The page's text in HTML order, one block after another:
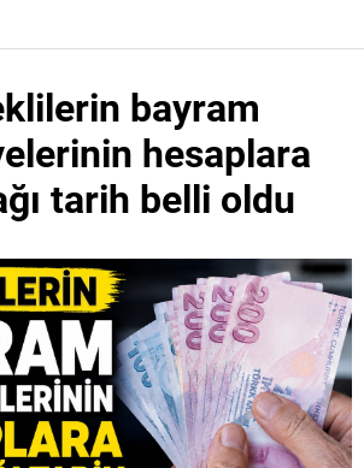
bayram
hesaplara
tarih belli oldu